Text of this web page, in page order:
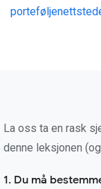
La oss ta en rask
denne leksjonen
1. Du må